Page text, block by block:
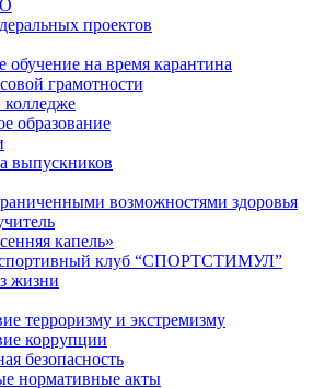
проектов
обучение на время карантина
грамотности
колледже
образование
выпускников
возможностями здоровья
капель»
спортивный клуб “СПОРТСТИМУЛ”
жизни
терроризму и экстремизму
коррупции
безопасность
нормативные акты